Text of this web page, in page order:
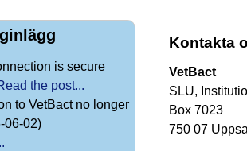
Kontakta
VetBact
SLU,
Box 7023
750 07
is secure
the post...
to VetBact no longer
06-02)